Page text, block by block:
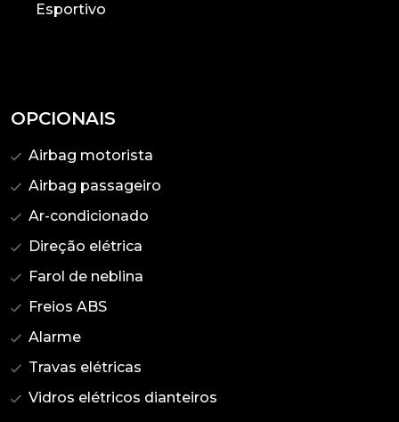
Esportivo
OPCIONAIS
Airbag motorista
Airbag passageiro
Ar-condicionado
Direção elétrica
Farol de neblina
Freios ABS
Alarme
Travas elétricas
Vidros elétricos dianteiros